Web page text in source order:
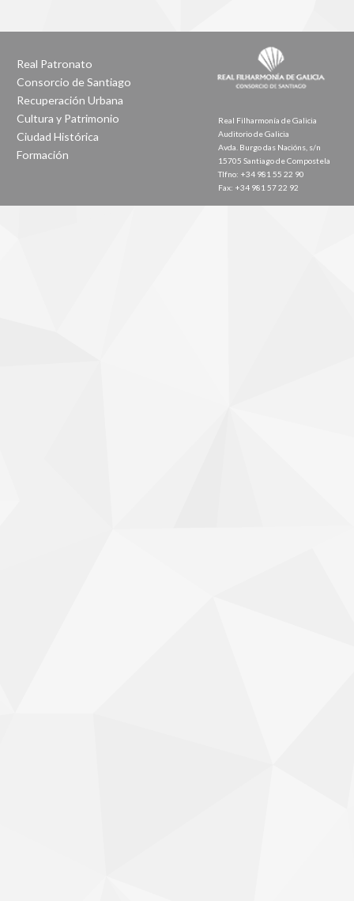
Real Patronato
Consorcio de Santiago
Recuperación Urbana
Cultura y Patrimonio
Ciudad Histórica
Formación
Real Filharmonía de Galicia
Auditorio de Galicia
Avda. Burgo das Nacións, s/n
15705 Santiago de Compostela
Tlfno: +34 981 55 22 90
Fax: +34 981 57 22 92